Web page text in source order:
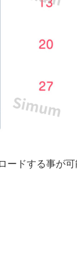
ードする事が可